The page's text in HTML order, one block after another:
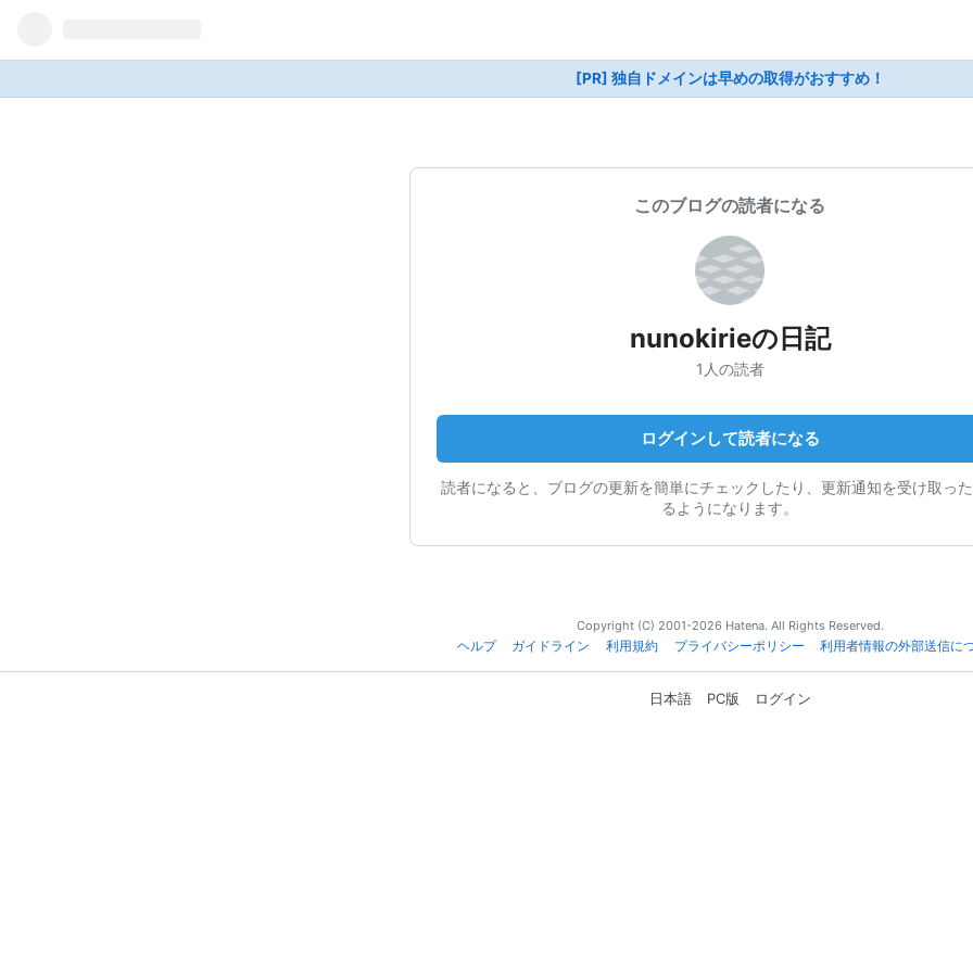
[PR] 独自ドメインは早めの取得がおすすめ！
このブログの読者になる
nunokirieの日記
1人の読者
ログインして読者になる
読者になると、ブログの更新を簡単にチェックしたり、更新通知を受け取っ
るようになります。
Copyright (C) 2001-2026 Hatena. All Rights Reserved.
ヘルプ
ガイドライン 利用規約 プライバシーポリシー 利用者情報の外部送信に
日本語 PC版 ログイン